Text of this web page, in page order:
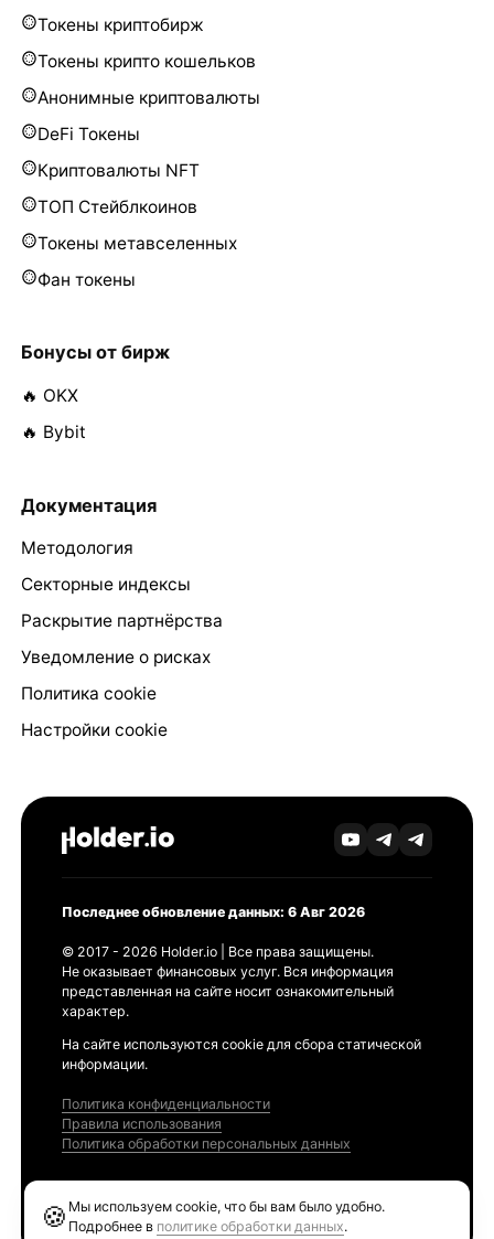
Токены криптобирж
Токены крипто кошельков
Анонимные криптовалюты
DeFi Токены
Криптовалюты NFT
ТОП Стейблкоинов
Токены метавселенных
Фан токены
Бонусы от бирж
🔥 OKX
🔥 Bybit
Документация
Методология
Секторные индексы
Раскрытие партнёрства
Уведомление о рисках
Политика cookie
Настройки cookie
Последнее обновление данных: 6 Авг 2026
© 2017 - 2026 Holder.io | Все права защищены.
Не оказывает финансовых услуг. Вся информация
представленная на сайте носит ознакомительный
характер.
На сайте используются cookie для сбора статической
информации.
Политика конфиденциальности
Правила использования
Политика обработки персональных данных
🍪 Мы используем cookie, что бы вам было удобно.
Подробнее в политике обработки данных.
Ethereum GAS Tracker